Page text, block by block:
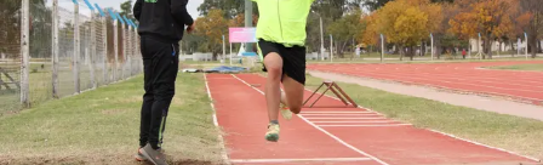
Convocatorias
Intranet
Login